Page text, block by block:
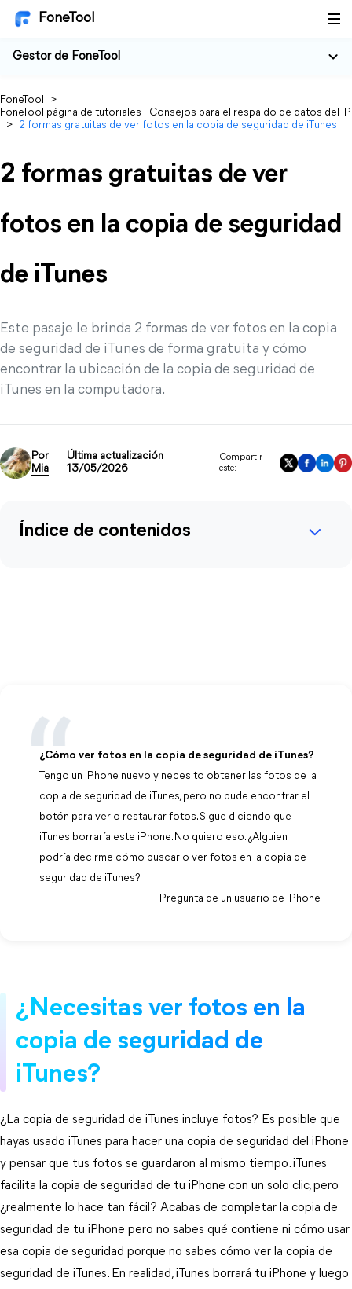
FoneTool
Gestor de FoneTool
FoneTool
>
FoneTool página de tutoriales - Consejos para el respaldo de datos del
> 2 formas gratuitas de ver fotos en la copia de seguridad de iTunes
2 formas gratuitas de ver
fotos en la copia de seguridad
de iTunes
Este pasaje le brinda 2 formas de ver fotos en la copia
de seguridad de iTunes de forma gratuita y cómo
encontrar la ubicación de la copia de seguridad de
iTunes en la computadora.
Por
Mia
Última actualización
13/05/2026
Compartir
este:
Índice de contenidos
¿Cómo ver fotos en la copia de seguridad de iTunes?
Tengo un iPhone nuevo y necesito obtener las fotos de la
copia de seguridad de iTunes, pero no pude encontrar el
botón para ver o restaurar fotos. Sigue diciendo que
iTunes borraría este iPhone. No quiero eso. ¿Alguien
podría decirme cómo buscar o ver fotos en la copia de
seguridad de iTunes?
- Pregunta de un usuario de iPhone
¿Necesitas ver fotos en la
copia de seguridad de
iTunes?
¿La copia de seguridad de iTunes incluye fotos? Es posible que
hayas usado iTunes para hacer una copia de seguridad del iPhone
y pensar que tus fotos se guardaron al mismo tiempo. iTunes
facilita la copia de seguridad de tu iPhone con un solo clic, pero
¿realmente lo hace tan fácil? Acabas de completar la copia de
seguridad de tu iPhone pero no sabes qué contiene ni cómo usar
esa copia de seguridad porque no sabes cómo ver la copia de
seguridad de iTunes. En realidad, iTunes borrará tu iPhone y luego